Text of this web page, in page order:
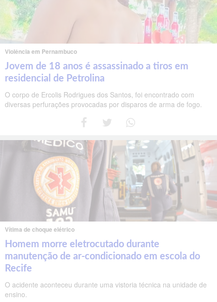
Violência em Pernambuco
Jovem de 18 anos é assassinado a tiros em
residencial de Petrolina
O corpo de Ercolis Rodrigues dos Santos, foi encontrado com
diversas perfurações provocadas por disparos de arma de fogo.
Vítima de choque elétrico
Homem morre eletrocutado durante
manutenção de ar-condicionado em escola do
Recife
O acidente aconteceu durante uma vistoria técnica na unidade de
ensino.